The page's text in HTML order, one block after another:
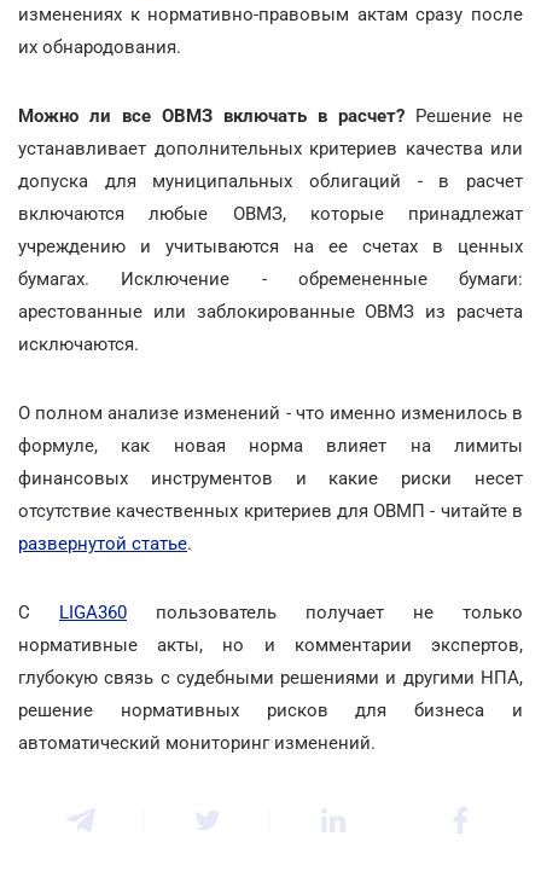
изменениях к нормативно-правовым актам сразу после
их обнародования.
Можно ли все ОВМЗ включать в расчет? Решение не
устанавливает дополнительных критериев качества или
допуска для муниципальных облигаций - в расчет
включаются любые ОВМЗ, которые принадлежат
учреждению и учитываются на ее счетах в ценных
бумагах. Исключение - обремененные бумаги:
арестованные или заблокированные ОВМЗ из расчета
исключаются.
О полном анализе изменений - что именно изменилось в
формуле, как новая норма влияет на лимиты
финансовых инструментов и какие риски несет
отсутствие качественных критериев для ОВМП - читайте в
развернутой статье.
С LIGA360 пользователь получает не только
нормативные акты, но и комментарии экспертов,
глубокую связь с судебными решениями и другими НПА,
решение нормативных рисков для бизнеса и
автоматический мониторинг изменений.